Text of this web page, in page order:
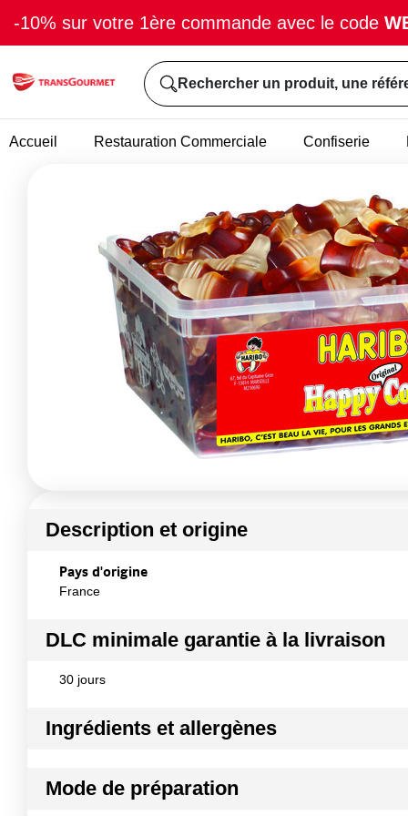
-10% sur votre 1ère commande avec le code
Rechercher un produit, une
Accueil Restauration Commerciale Confiserie
Description et origine
Pays d'origine
France
DLC minimale garantie à la livraison
30 jours
Ingrédients et allergènes
sirop de glucose; sucre; gélatine; dextrose; acidifiant:
Mode de préparation